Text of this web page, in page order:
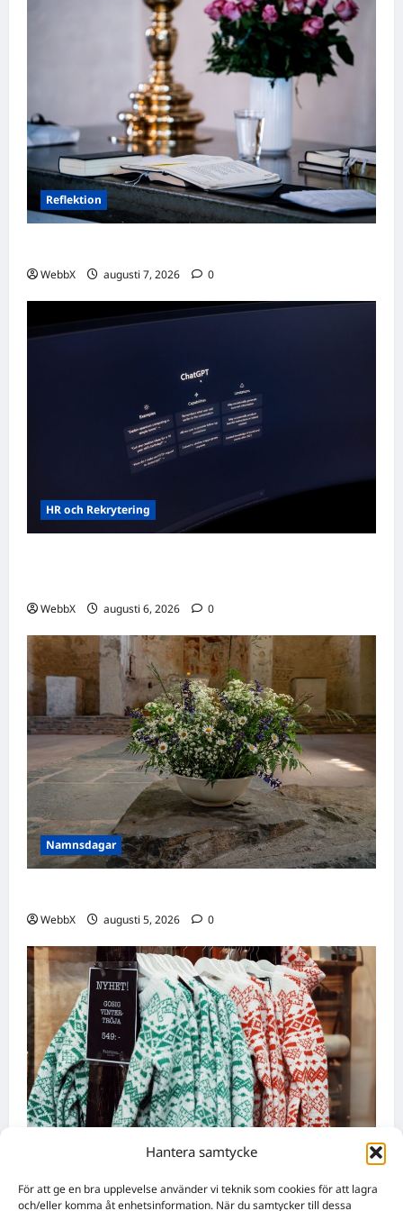
Hantera samtycke
För att ge en bra upplevelse använder vi teknik som cookies för att lagra
och/eller komma åt enhetsinformation. När du samtycker till dessa
Reflektion
WebbX augusti 7, 2026 0
HR och Rekrytering
WebbX augusti 6, 2026 0
Namnsdagar
WebbX augusti 5, 2026 0
Födda den 4 augusti: Astrologiska insikter